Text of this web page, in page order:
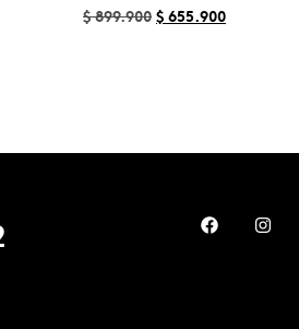
$899.900 $ 655.900